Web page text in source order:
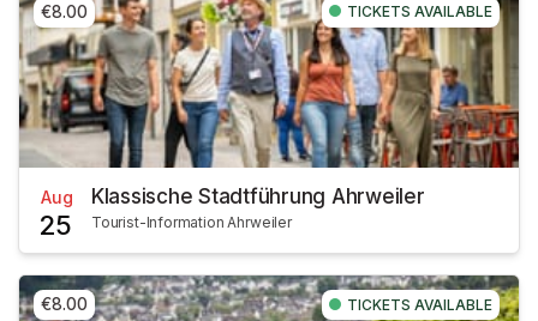
€8.00 TICKETS AVAILABLE
Aug
25
Klassische Stadtführung Ahrweiler
Tourist-Information Ahrweiler
€8.00 TICKETS AVAILABLE